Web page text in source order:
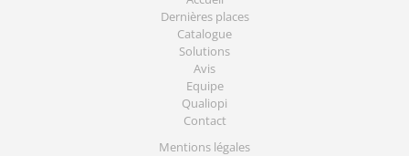
Dernières places
Catalogue
Solutions
Avis
Equipe
Qualiopi
Contact
Mentions légales